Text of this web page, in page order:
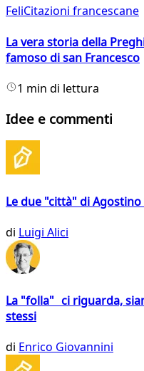
FeliCitazioni francescane
La vera storia della
famoso di san Francesco
1 min di lettura
Idee e commenti
Le due "città" di
di Luigi Alici
La "folla" ci riguarda,
stessi
di Enrico Giovannini